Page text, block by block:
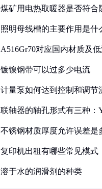
煤矿用电热取暖器是否符合
照明母线槽的主要作用是什
A516Gr70对应国内材质及
镀镍钢带可以过多少电流
计量泵如何达到控制和调节
联轴器的轴孔形式有三种：
不锈钢材质厚度允许误差是
复印机出租有哪些常见模式
溶于水的润滑剂的种类